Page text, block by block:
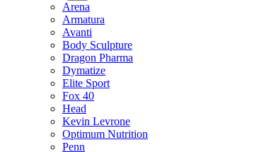
Arena
Armatura
Avanti
Body Sculpture
Dragon Pharma
Dymatize
Elite Sport
Fox 40
Head
Kevin Levrone
Optimum Nutrition
Penn